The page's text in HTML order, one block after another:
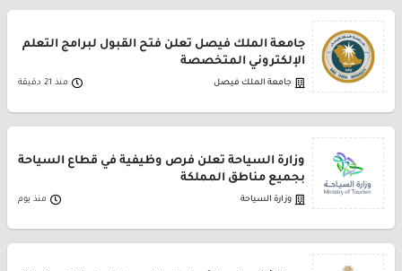
جامعة الملك فيصل تعلن فتح القبول لبرامج التعلم
الإلكتروني المتخصصة
جامعة الملك فيصل منذ 21 دقيقة
وزارة السياحة تعلن فرص وظيفية في قطاع السياحة
بجميع مناطق المملكة
وزارة السياحة منذ يوم